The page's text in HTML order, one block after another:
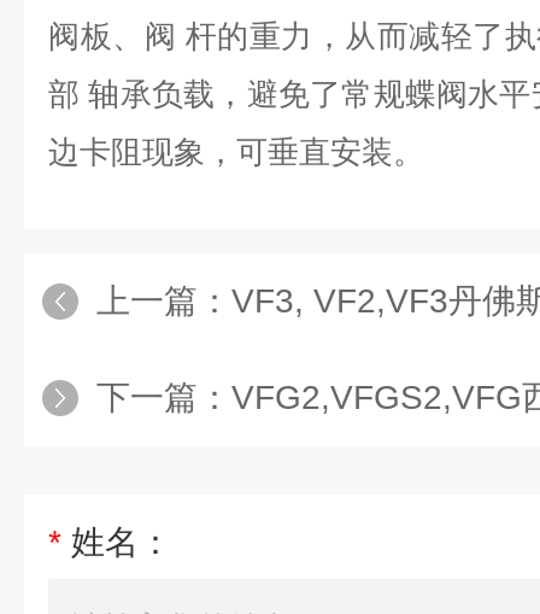
阀板、阀 杆的重力，从而减轻了
部 轴承负载，避免了常规蝶阀水
边卡阻现象，可垂直安装。
上一篇： VF3, VF2,VF3丹佛
下一篇： VFG2,VFGS2,VFG
* 姓名：